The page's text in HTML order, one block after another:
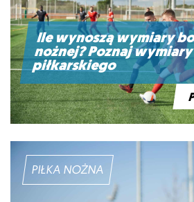
Ile wynoszą wymiary
nożnej? Poznaj
piłkarskiego
PIŁKA NOŻNA